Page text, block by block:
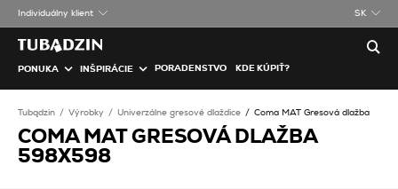
Individuálny klient SK
PONUKA INŠPIRÁCIE PORADENSTVO KDE KÚPIŤ?
Tubądzin Výrobky Univerzálne gresové dlaždice Coma MAT Gresová dlažba
COMA MAT GRESOVÁ DLAŽBA
598X598